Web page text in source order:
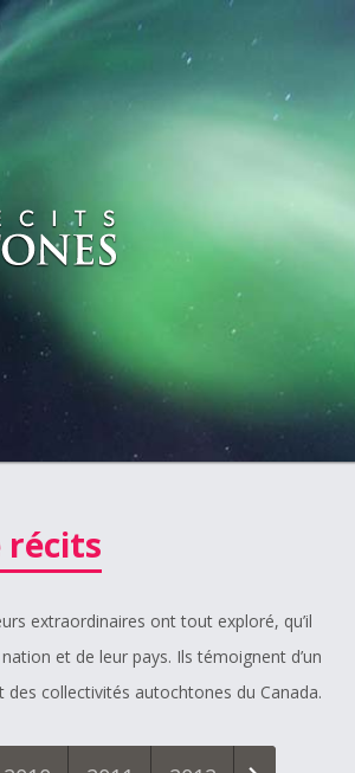
récits
extraordinaires ont tout exploré, qu’il
et de leur pays. Ils témoignent d’un
collectivités autochtones du Canada.